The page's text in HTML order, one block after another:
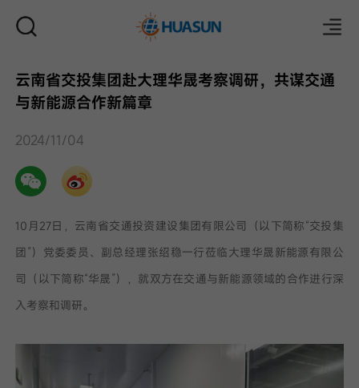
邮件
云南省交投集团赴大理华晟考察调研，共谋交通
与新能源合作新篇章
2024/11/04
10月27日，云南省交通投资建设集团有限公司（以下简称“交投集
团”）党委委员、副总经理张绍稳一行莅临大理华晟新能源有限公
司（以下简称“华晟”），就双方在交通与新能源领域的合作进行深
入考察和调研。